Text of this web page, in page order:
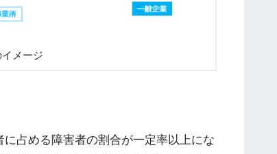
メージ
占める障害者の割合が一定率以上にな